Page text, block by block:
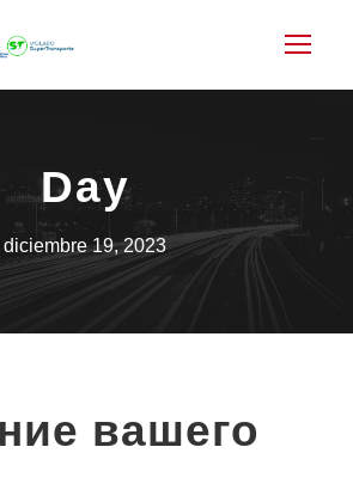
Day
diciembre 19, 2023
вашего